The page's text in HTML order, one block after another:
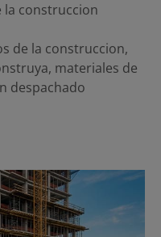
la construccion
de la construccion,
, materiales de
despachado